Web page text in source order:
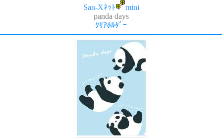
San-Xﾈｯﾄ
mini
panda days
ｸﾘｱﾎﾙﾀﾞｰ